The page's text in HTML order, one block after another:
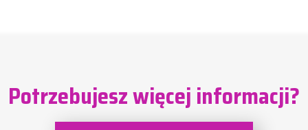
Potrzebujesz więcej informacji?